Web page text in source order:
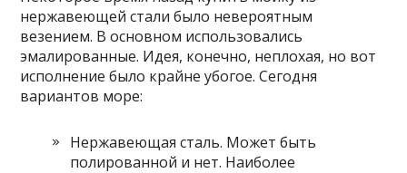
нержавеющей стали было невероятным
везением. В основном использовались
эмалированные. Идея, конечно, неплохая, но вот
исполнение было крайне убогое. Сегодня
вариантов море:
Нержавеющая сталь. Может быть
полированной и нет. Наиболее